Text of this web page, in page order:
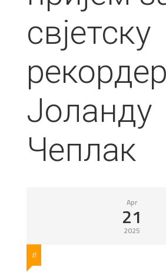
свјетску
Јоланду
Чеплак
Apr
21
2025
8